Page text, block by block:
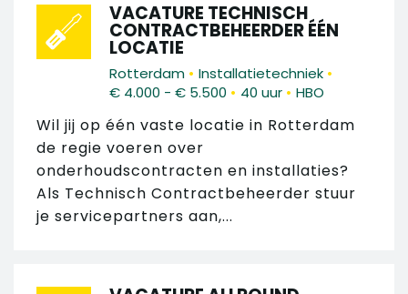
VACATURE TECHNISCH
CONTRACTBEHEERDER ÉÉN
LOCATIE
Rotterdam • Installatietechniek •
€ 4.000 - € 5.500 • 40 uur • HBO
Wil jij op één vaste locatie in Rotterdam
de regie voeren over
onderhoudscontracten en installaties?
Als Technisch Contractbeheerder stuur
je servicepartners aan,...